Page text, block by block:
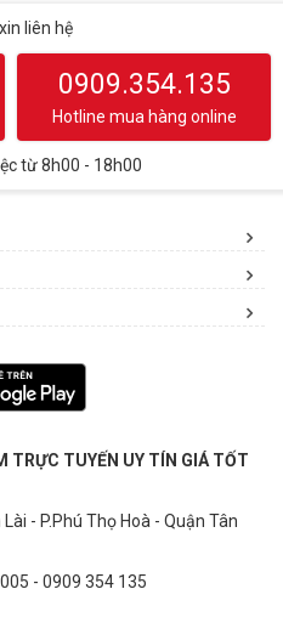
liên hệ
0909.354.135
Hotline mua hàng online
từ 8h00 - 18h00
TRỰC TUYẾN UY TÍN GIÁ TỐT
- P.Phú Thọ Hoà - Quận Tân
- 0909 354 135